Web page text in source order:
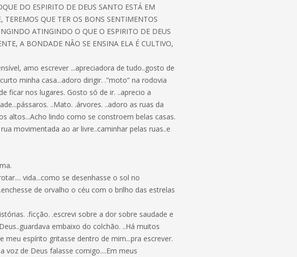
DO ESPIRITO DE DEUS SANTO ESTÁ EM
QUE TER OS BONS SENTIMENTOS
ATINGINDO O QUE O ESPIRITO DE DEUS
A BONDADE NÃO SE ENSINA ELA É CULTIVO,
amo escrever ...apreciadora de tudo..gosto de
minha casa...adoro dirigir. .”moto” na rodovia
ficar nos lugares. Gosto só de ir. ..aprecio a
..Mato. .árvores. ..adoro as ruas da
altos...Acho lindo como se constroem belas casas.
movimentada ao ar livre..caminhar pelas ruas..e
vida...como se desenhasse o sol no
de orvalho o céu com o brilho das estrelas
.ficção. .escrevi sobre a dor sobre saudade e
embaixo do colchão. ..Há muitos
meu espírito gritasse dentro de mim...pra escrever.
voz de Deus falasse comigo....Em meus